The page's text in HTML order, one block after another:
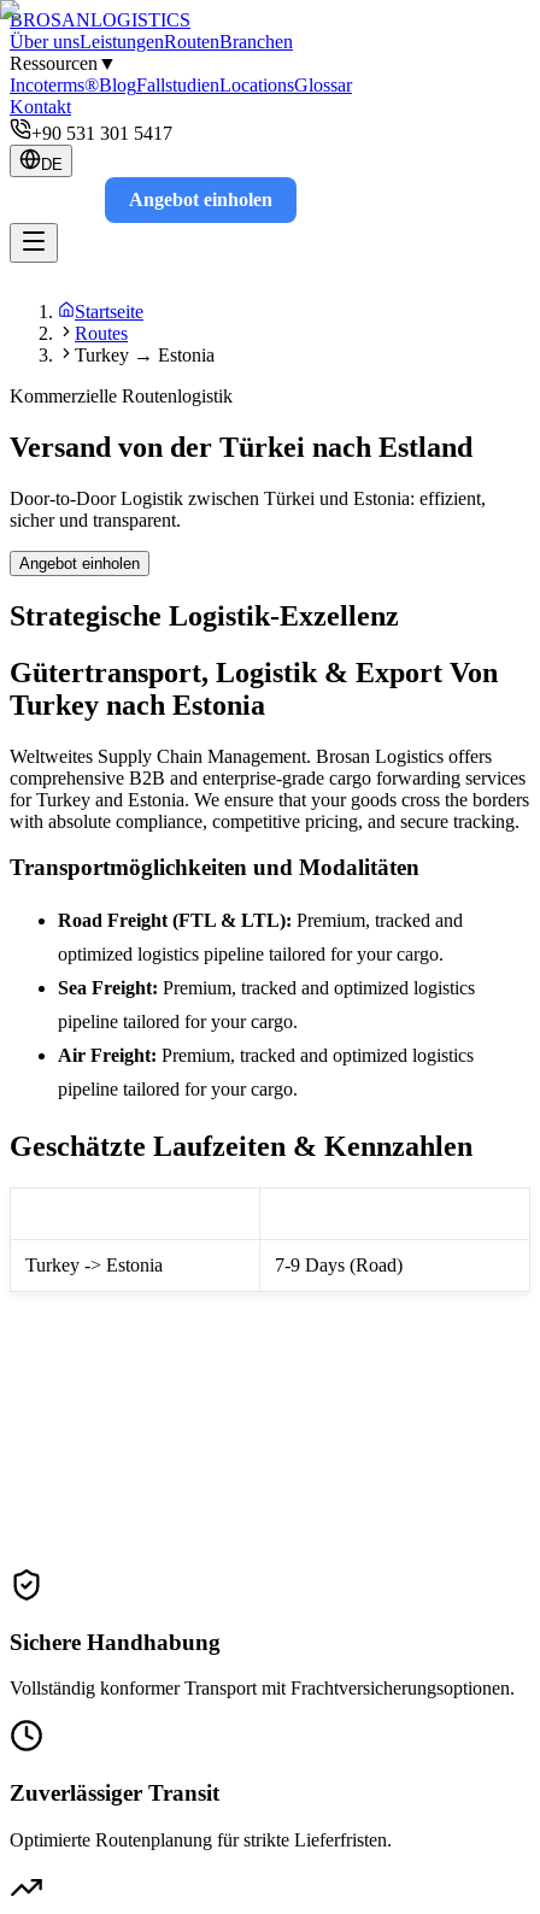
BROSANLOGISTICS
Über unsLeistungenRoutenBranchen
Ressourcen ▼
Incoterms®BlogFallstudienLocationsGlossar
Kontakt
+90 531 301 5417
DE
Angebot einholen
Startseite
Routes
Turkey → Estonia
Kommerzielle Routenlogistik
Versand von der Türkei nach Estland
Door-to-Door Logistik zwischen Türkei und Estonia: effizient,
sicher und transparent.
Angebot einholen
Strategische Logistik-Exzellenz
Gütertransport, Logistik & Export Von
Turkey nach Estonia
Weltweites Supply Chain Management. Brosan Logistics offers
comprehensive B2B and enterprise-grade cargo forwarding services
for Turkey and Estonia. We ensure that your goods cross the borders
with absolute compliance, competitive pricing, and secure tracking.
Transportmöglichkeiten und Modalitäten
Road Freight (FTL & LTL): Premium, tracked and
optimized logistics pipeline tailored for your cargo.
Sea Freight: Premium, tracked and optimized logistics
pipeline tailored for your cargo.
Air Freight: Premium, tracked and optimized logistics
pipeline tailored for your cargo.
Geschätzte Laufzeiten & Kennzahlen
Turkey -> Estonia 7-9 Days (Road)
Sichere Handhabung
Vollständig konformer Transport mit Frachtversicherungsoptionen.
Zuverlässiger Transit
Optimierte Routenplanung für strikte Lieferfristen.